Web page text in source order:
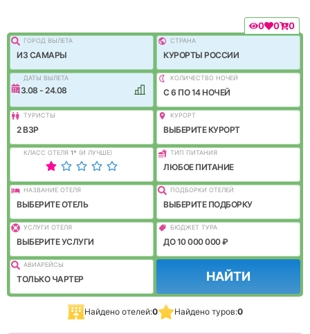
0 0 0
ГОРОД ВЫЛEТА
ИЗ САМАРЫ
СТРАНА
КУРОРТЫ РОССИИ
ДАТЫ ВЫЛЕТА
13.08 - 24.08
КОЛИЧЕСТВО НОЧЕЙ
C 6 ПО 14 НОЧЕЙ
ТУРИСТЫ
2 ВЗР
КУРОРТ
ВЫБЕРИТЕ КУРОРТ
КЛАСС ОТЕЛЯ 1* (И ЛУЧШЕ) ТИП ПИТАНИЯ
ЛЮБОЕ ПИТАНИЕ
НАЗВАНИЕ ОТЕЛЯ
ВЫБЕРИТЕ ОТЕЛЬ
ПОДБОРКИ ОТЕЛЕЙ
ВЫБЕРИТЕ ПОДБОРКУ
УСЛУГИ ОТЕЛЯ
ВЫБЕРИТЕ УСЛУГИ
БЮДЖЕТ ТУРА
ДО 10 000 000 ₽
АВИАРЕЙСЫ
ТОЛЬКО ЧАРТЕР НАЙТИ
Найдено отелей:0 Найдено туров:0